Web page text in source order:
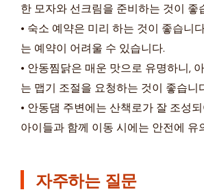
한 모자와 선크림을 준비하는 것이 좋
• 숙소 예약은 미리 하는 것이 좋습니
는 예약이 어려울 수 있습니다.
• 안동찜닭은 매운 맛으로 유명하니,
는 맵기 조절을 요청하는 것이 좋습니
• 안동댐 주변에는 산책로가 잘 조성
아이들과 함께 이동 시에는 안전에 유
자주하는 질문